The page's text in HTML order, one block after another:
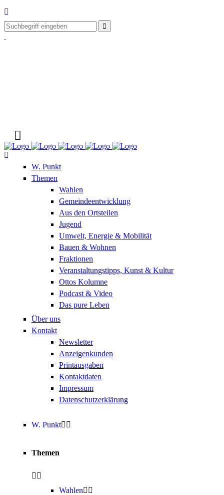
W. Punkt
Themen
Wahlen
Gemeindeentwicklung
Aus den Ortsteilen
Jugend
Umwelt, Energie & Mobilität
Bauen & Wohnen
Fraktionen
Veranstaltungstipps, Kunst & Kultur
Ottos Kolumne
Podcast & Video
Das pure Leben
Über uns
Kontakt
Newsletter
Anzeigenkunden
Printausgaben
Kontaktdaten
Impressum
Datenschutzerklärung
W. Punkt
Themen
Wahlen